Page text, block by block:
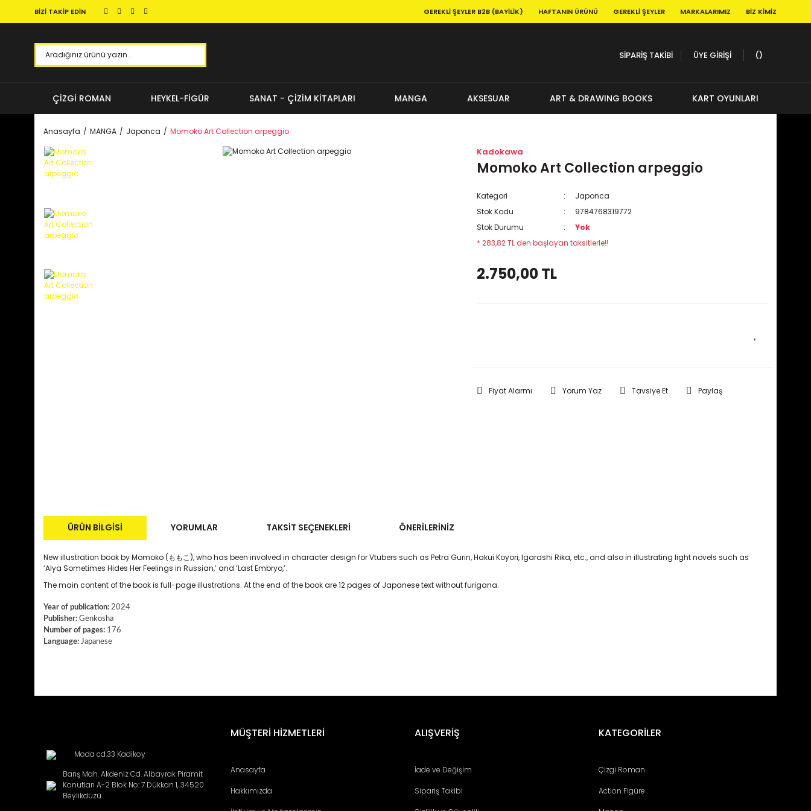
BİZİ TAKİP EDİN GEREKLI ŞEYLER B2B (BAYILIK) HAFTANIN ÜRÜNÜ GEREKLI ŞEYLER MARKALARIMIZ BIZ KIMIZ
SİPARİŞ TAKİBİ ÜYE GİRİŞİ
ÇİZGİ ROMAN HEYKEL-FİGÜR SANAT - ÇİZİM KİTAPLARI MANGA AKSESUAR ART & DRAWING BOOKS KART OYUNLARI
Anasayfa MANGA Japonca Momoko Art Collection arpeggio
Kadokawa
Momoko Art Collection arpeggio
Kategori
Japonca
Stok Kodu
9784768319772
Stok Durumu
Yok
* 283,82 TL den başlayan taksitlerle!!
2.750,00 TL
Fiyat Alarmı Yorum Yaz Tavsiye Et Paylaş
ÜRÜN BILGISI YORUMLAR TAKSIT SEÇENEKLERI ÖNERILERINIZ
Newillustration bookbyMomoko(ももこ), who has been involved in character design for Vtubers such as Petra Gurin, Hakui Koyori, Igarashi Rika, etc., and also in illustrating light novels such as
‘Alya Sometimes Hides Her Feelings in Russian,’ and ‘Last Embryo,’.
The main content of the book is full-page illustrations. At the end of the book are 12 pages of Japanese text without furigana.
Year of publication: 2024
Publisher: Genkosha
Number of pages: 176
Language: Japanese
Yorum Yaz
Görüş ve önerileriniz için teşekkür ederiz.
Ürün bilgilerinde hatalar bulunuyor.
Ürün fiyatı diğer sitelerden daha pahalı.
Bu ürüne benzer farklı alternatifler olmalı.
Moda cd.33 Kadikoy
Barış Mah. Akdeniz Cd. Albayrak Piramit
Konutları A-2 Blok No: 7 Dükkan 1, 34520
Beylikdüzü
MÜŞTERİ HİZMETLERİ
Anasayfa
Hakkımızda
ALIŞVERİŞ
İade ve Değişim
Sipariş Takibi
KATEGORİLER
Çizgi Roman
Action Figüre